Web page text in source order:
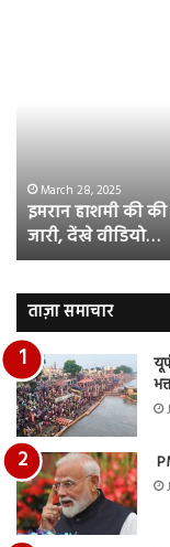
का
ऑफिशियल
टीजर
जारी,
वीडियो…
March 28, 2025
इमरान हाशमी की
जारी, देंखे वीडियो…
ताज़ा समाचार